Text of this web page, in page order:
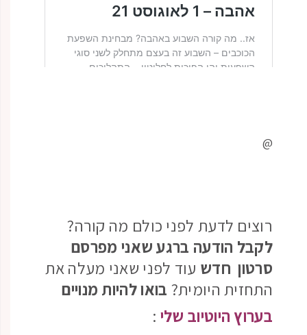
@
רוצים לדעת לפני כולם מה קורה?
לקבל הודעה ברגע שאני מפרסם
סרטון חדש עוד לפני שאני מעלה את
התחזית היומית? בואו להיות מנויים
בערוץ היוטיוב שלי :